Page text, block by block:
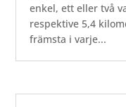
enkel, ett eller två
respektive 5,4
främsta i varje...